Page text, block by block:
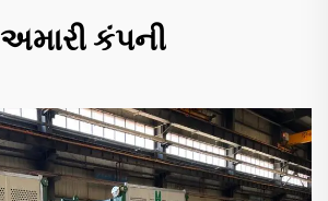
અમારી કંપની